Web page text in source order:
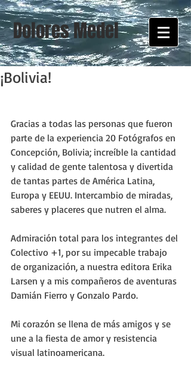
Dolores Medel
¡Bolivia!
Gracias a todas las personas que fueron
parte de la experiencia 20 Fotógrafos en
Concepción, Bolivia; increíble la cantidad
y calidad de gente talentosa y divertida
de tantas partes de América Latina,
Europa y EEUU. Intercambio de miradas,
saberes y placeres que nutren el alma.
Admiración total para los integrantes del
Colectivo +1, por su impecable trabajo
de organización, a nuestra editora Erika
Larsen y a mis compañeros de aventuras
Damián Fierro y Gonzalo Pardo.
Mi corazón se llena de más amigos y se
une a la fiesta de amor y resistencia
visual latinoamericana.